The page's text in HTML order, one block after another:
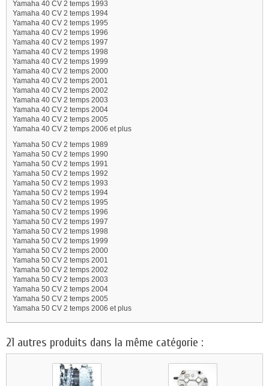
Yamaha 40 CV 2 temps 1993
Yamaha 40 CV 2 temps 1994
Yamaha 40 CV 2 temps 1995
Yamaha 40 CV 2 temps 1996
Yamaha 40 CV 2 temps 1997
Yamaha 40 CV 2 temps 1998
Yamaha 40 CV 2 temps 1999
Yamaha 40 CV 2 temps 2000
Yamaha 40 CV 2 temps 2001
Yamaha 40 CV 2 temps 2002
Yamaha 40 CV 2 temps 2003
Yamaha 40 CV 2 temps 2004
Yamaha 40 CV 2 temps 2005
Yamaha 40 CV 2 temps 2006 et plus
Yamaha 50 CV 2 temps 1989
Yamaha 50 CV 2 temps 1990
Yamaha 50 CV 2 temps 1991
Yamaha 50 CV 2 temps 1992
Yamaha 50 CV 2 temps 1993
Yamaha 50 CV 2 temps 1994
Yamaha 50 CV 2 temps 1995
Yamaha 50 CV 2 temps 1996
Yamaha 50 CV 2 temps 1997
Yamaha 50 CV 2 temps 1998
Yamaha 50 CV 2 temps 1999
Yamaha 50 CV 2 temps 2000
Yamaha 50 CV 2 temps 2001
Yamaha 50 CV 2 temps 2002
Yamaha 50 CV 2 temps 2003
Yamaha 50 CV 2 temps 2004
Yamaha 50 CV 2 temps 2005
Yamaha 50 CV 2 temps 2006 et plus
21 autres produits dans la même catégorie :